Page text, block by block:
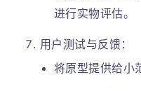
进行实物评估。
用户测试与反馈：
将原型提供给小